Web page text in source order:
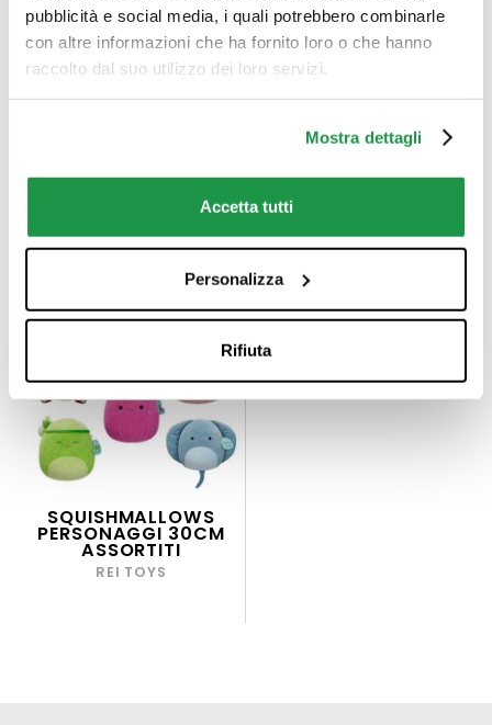
pubblicità e social media, i quali potrebbero combinarle
con altre informazioni che ha fornito loro o che hanno
raccolto dal suo utilizzo dei loro servizi.
Mostra dettagli
Accetta tutti
Personalizza
Rifiuta
SQUISHMALLOWS SQUISHMALLOWS
DISPLAY 24
SQUISHMALLOWS
PERSONAGGI 30CM
ASSORTITI
REI TOYS